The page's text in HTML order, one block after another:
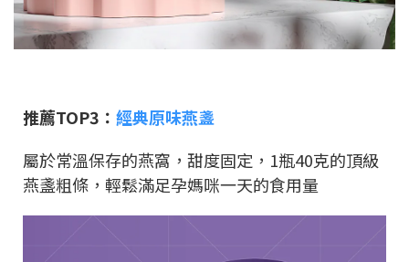
推薦TOP3： 經典原味燕盞
屬於常溫保存的燕窩，甜度固定，1瓶40克的頂級
燕盞粗條，輕鬆滿足孕媽咪一天的食用量